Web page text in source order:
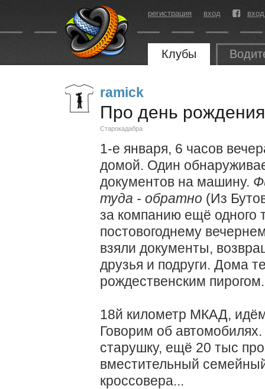
регистрация вход
Клубы
ramick
Про день рождения
Старокадабра
1-е января, 6 часов
домой. Один
документов на машину.
туда - обратно (Из
за компанию ещё одного
постовогоднему
взяли документы,
друзья и подруги. Дома
рождественским
18й километр МКАД,
Говорим об
старушку, ещё 20 тыс
вместительный
кроссовера...